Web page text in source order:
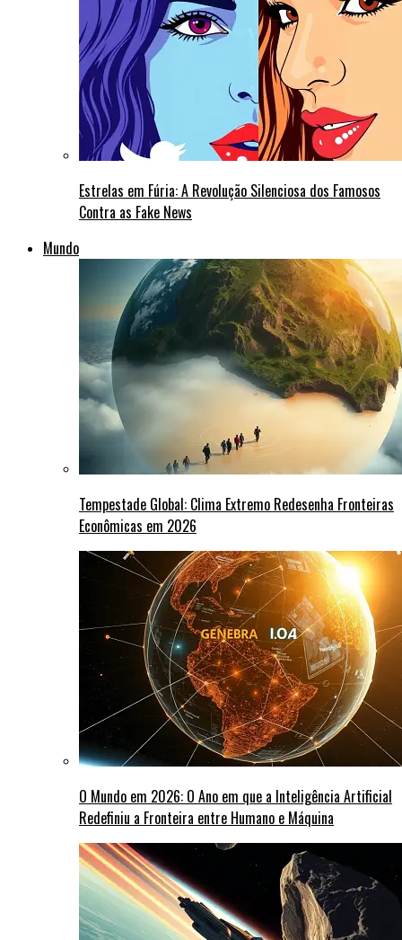
Estrelas em Fúria: A Revolução Silenciosa dos Famosos
Contra as Fake News
Mundo
Tempestade Global: Clima Extremo Redesenha Fronteiras
Econômicas em 2026
O Mundo em 2026: O Ano em que a Inteligência Artificial
Redefiniu a Fronteira entre Humano e Máquina